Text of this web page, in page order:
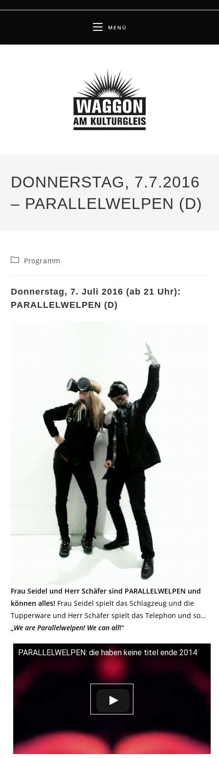
MENÜ
DONNERSTAG, 7.7.2016
– PARALLELWELPEN (D)
Beitrags-
Programm
Donnerstag, 7. Juli 2016 (ab 21 Uhr):
PARALLELWELPEN (D)
Frau Seidel und Herr Schäfer sind PARALLELWELPEN und
können alles! Frau Seidel spielt das Schlagzeug und die
Tupperware und Herr Schäfer spielt das Telephon und so…
We are Parallelwelpen! We can all!“
PARALLELWELPEN: die haben keine titel ende 2014